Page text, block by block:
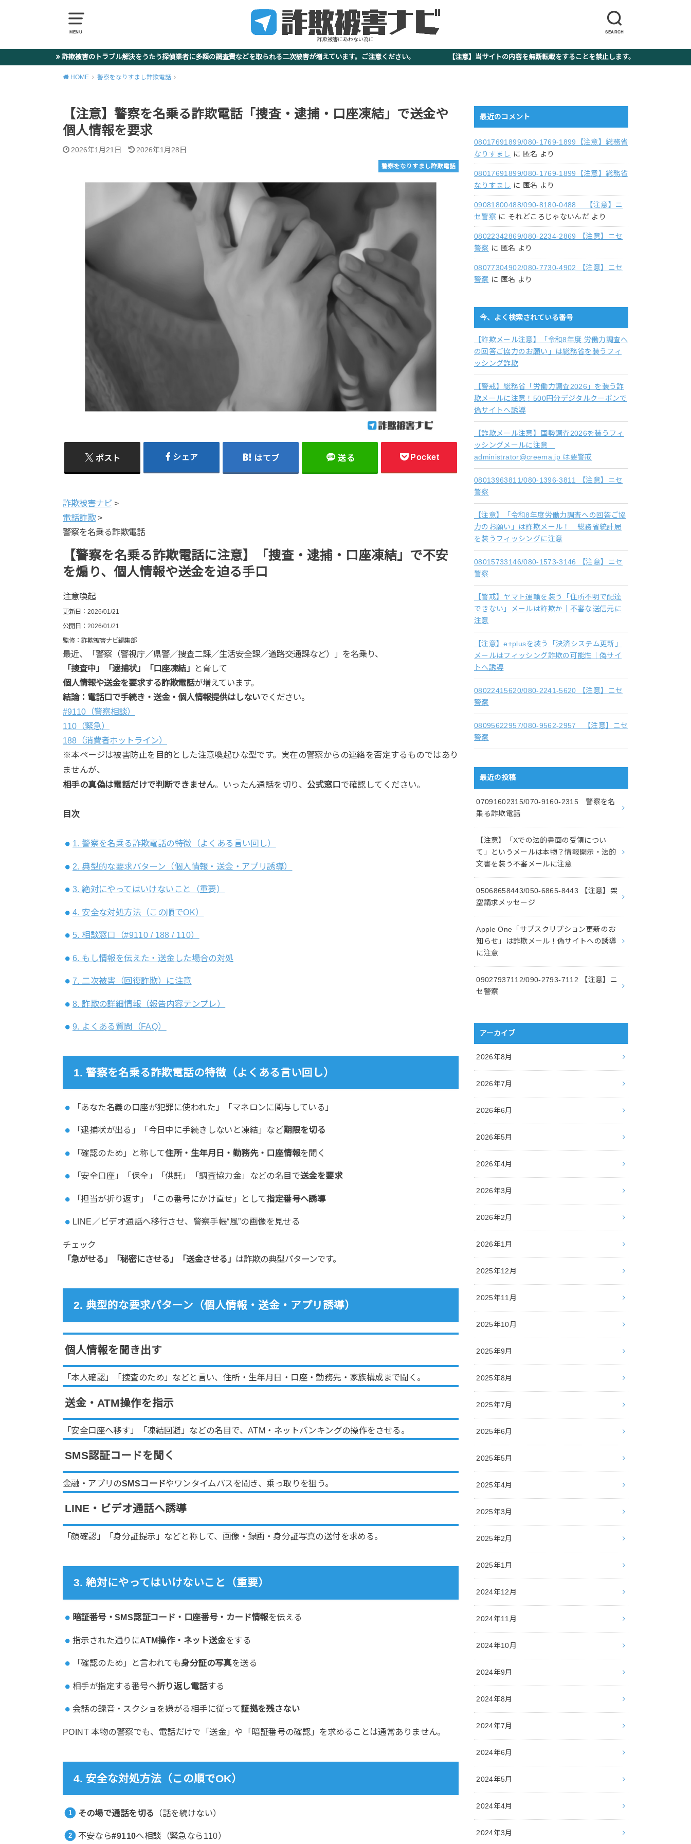
MENU SEARCH
詐欺被害にあわない為に
詐欺被害のトラブル解決をうたう探偵業者に多額の調査費などを取られる二次被害が増えています。ご注意ください。 【注意】当サイトの内容を無断転載をすることを禁止します。
HOME 警察をなりすまし詐欺電話
【注意】警察を名乗る詐欺電話「捜査・逮捕・口座凍結」で送金や
個人情報を要求
2026年1月21日 2026年1月28日
警察をなりすまし詐欺電話
ポスト シェア はてブ 送る Pocket
詐欺被害ナビ >
電話詐欺>
警察を名乗る詐欺電話
【警察を名乗る詐欺電話に注意】「捜査・逮捕・口座凍結」で不安
を煽り、個人情報や送金を迫る手口
注意喚起
更新日： 2026/01/21
公開日： 2026/01/21
監修：詐欺被害ナビ編集部
最近、「警察（警視庁／県警／捜査二課／生活安全課／道路交通課など）」を名乗り、
「捜査中」「逮捕状」「口座凍結」
と脅して
個人情報や送金を要求する詐欺電話が増えています。
結論：電話口で手続き・送金・個人情報提供はしないでください。
#9110（警察相談）
110（緊急）
188（消費者ホットライン）
※本ページは被害防止を目的とした注意喚起ひな型です。実在の警察からの連絡を否定するものではあり
ませんが、
相手の真偽は電話だけで判断できません。いったん通話を切り、 公式窓口で確認してください。
目次
1. 警察を名乗る詐欺電話の特徴（よくある言い回し）
2. 典型的な要求パターン（個人情報・送金・アプリ誘導）
3. 絶対にやってはいけないこと（重要）
4. 安全な対処方法（この順でOK）
5. 相談窓口（#9110 / 188 / 110）
6. もし情報を伝えた・送金した場合の対処
7. 二次被害（回復詐欺）に注意
8. 詐欺の詳細情報（報告内容テンプレ）
9. よくある質問（FAQ）
1. 警察を名乗る詐欺電話の特徴（よくある言い回し）
「あなた名義の口座が犯罪に使われた」「マネロンに関与している」
「逮捕状が出る」「今日中に手続きしないと凍結」など期限を切る
「確認のため」と称して住所・生年月日・勤務先・口座情報を聞く
「安全口座」「保全」「供託」「調査協力金」などの名目で送金を要求
「担当が折り返す」「この番号にかけ直せ」として指定番号へ誘導
LINE／ビデオ通話へ移行させ、警察手帳“風”の画像を見せる
チェック
「急がせる」「秘密にさせる」「送金させる」
は詐欺の典型パターンです。
2. 典型的な要求パターン（個人情報・送金・アプリ誘導）
個人情報を聞き出す
「本人確認」「捜査のため」などと言い、住所・生年月日・口座・勤務先・家族構成まで聞く。
送金・ATM操作を指示
「安全口座へ移す」「凍結回避」などの名目で、ATM・ネットバンキングの操作をさせる。
SMS認証コードを聞く
金融・アプリのSMSコードやワンタイムパスを聞き、乗っ取りを狙う。
LINE・ビデオ通話へ誘導
「顔確認」「身分証提示」などと称して、画像・録画・身分証写真の送付を求める。
3. 絶対にやってはいけないこと（重要）
暗証番号・SMS認証コード・口座番号・カード情報を伝える
指示された通りにATM操作・ネット送金をする
「確認のため」と言われても身分証の写真を送る
相手が指定する番号へ折り返し電話する
会話の録音・スクショを嫌がる相手に従って証拠を残さない
POINT 本物の警察でも、電話だけで「送金」や「暗証番号の確認」を求めることは通常ありません。
4. 安全な対処方法（この順でOK）
その場で通話を切る （話を続けない）
不安なら#9110へ相談（緊急なら110）
最近のコメント
08017691899/080-1769-1899【注意】総務省
なりすまし に 匿名 より
08017691899/080-1769-1899【注意】総務省
なりすまし に 匿名 より
09081800488/090-8180-0488 【注意】ニ
セ警察 に それどころじゃないんだ より
08022342869/080-2234-2869 【注意】ニセ
警察 に 匿名 より
08077304902/080-7730-4902 【注意】ニセ
警察 に 匿名 より
今、よく検索されている番号
【詐欺メール注意】「令和8年度 労働力調査へ
の回答ご協力のお願い」は総務省を装うフィ
ッシング詐欺
【警戒】総務省「労働力調査2026」を装う詐
欺メールに注意！500円分デジタルクーポンで
偽サイトへ誘導
【詐欺メール注意】国勢調査2026を装うフィ
ッシングメールに注意
administrator@creema.jp は要警戒
08013963811/080-1396-3811 【注意】ニセ
警察
【注意】「令和8年度労働力調査への回答ご協
力のお願い」は詐欺メール！ 総務省統計局
を装うフィッシングに注意
08015733146/080-1573-3146 【注意】ニセ
警察
【警戒】ヤマト運輸を装う「住所不明で配達
できない」メールは詐欺か｜不審な送信元に
注意
【注意】e+plusを装う「決済システム更新」
メールはフィッシング詐欺の可能性｜偽サイ
トへ誘導
08022415620/080-2241-5620 【注意】ニセ
警察
08095622957/080-9562-2957 【注意】ニセ
警察
最近の投稿
07091602315/070-9160-2315 警察を名
乗る詐欺電話
【注意】「Xでの法的書面の受領につい
て」というメールは本物？情報開示・法的
文書を装う不審メールに注意
05068658443/050-6865-8443 【注意】架
空請求メッセージ
Apple One「サブスクリプション更新のお
知らせ」は詐欺メール！偽サイトへの誘導
に注意
09027937112/090-2793-7112 【注意】ニ
セ警察
アーカイブ
2026年8月
2026年7月
2026年6月
2026年5月
2026年4月
2026年3月
2026年2月
2026年1月
2025年12月
2025年11月
2025年10月
2025年9月
2025年8月
2025年7月
2025年6月
2025年5月
2025年4月
2025年3月
2025年2月
2025年1月
2024年12月
2024年11月
2024年10月
2024年9月
2024年8月
2024年7月
2024年6月
2024年5月
2024年4月
2024年3月